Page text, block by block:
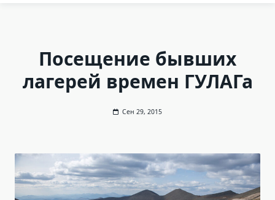
Посещение бывших
лагерей времен ГУЛАГа
Сен 29, 2015